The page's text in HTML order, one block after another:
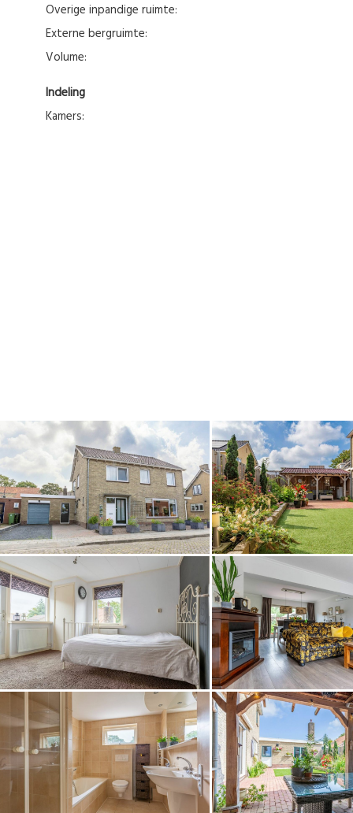
Overige inpandige ruimte:
Externe bergruimte:
Volume:
Indeling
Kamers: